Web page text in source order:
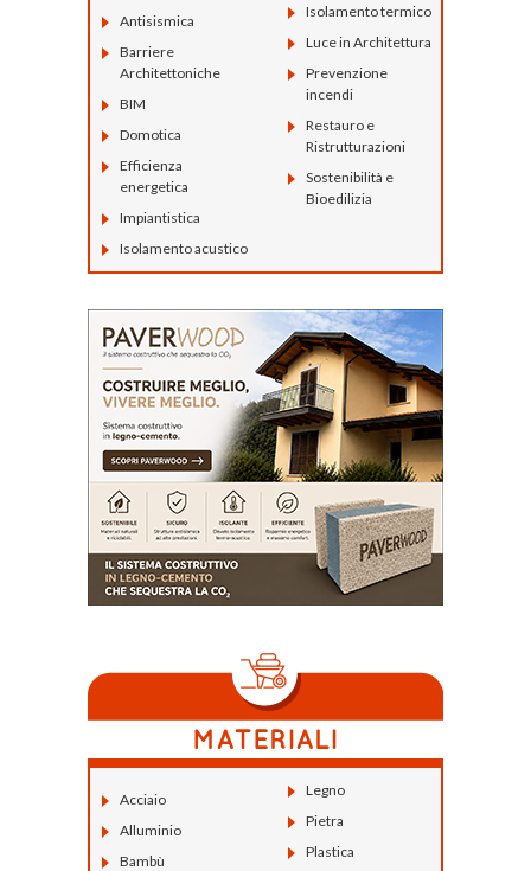
Antisismica
Barriere
Architettoniche
BIM
Domotica
Efficienza
energetica
Impiantistica
Isolamento acustico
Isolamento termico
Luce in Architettura
Prevenzione
incendi
Restauro e
Ristrutturazioni
Sostenibilità e
Bioedilizia
Acciaio
Alluminio
Bambù
Legno
Pietra
Plastica